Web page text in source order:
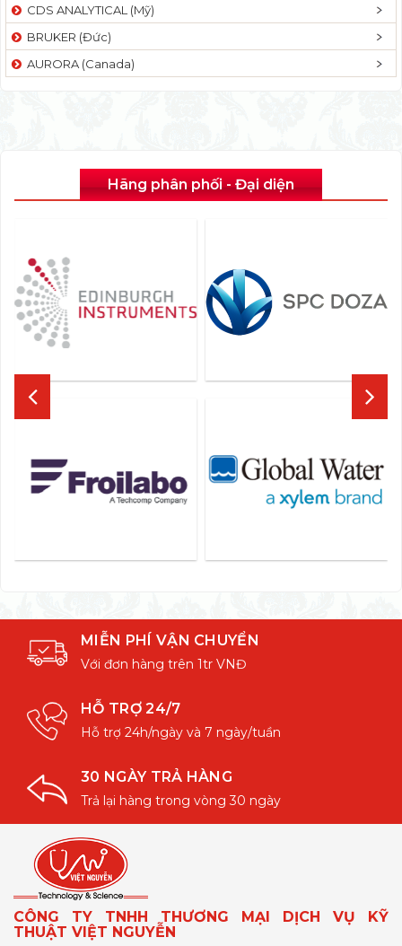
CDS ANALYTICAL (Mỹ)
BRUKER (Đức)
AURORA (Canada)
Hãng phân phối - Đại diện
MIỄN PHÍ VẬN CHUYỂN
Với đơn hàng trên 1tr VNĐ
HỖ TRỢ 24/7
Hỗ trợ 24h/ngày và 7 ngày/tuần
30 NGÀY TRẢ HÀNG
Trả lại hàng trong vòng 30 ngày
CÔNG TY TNHH THƯƠNG MẠI DỊCH VỤ KỸ
THUẬT VIỆT NGUYỄN